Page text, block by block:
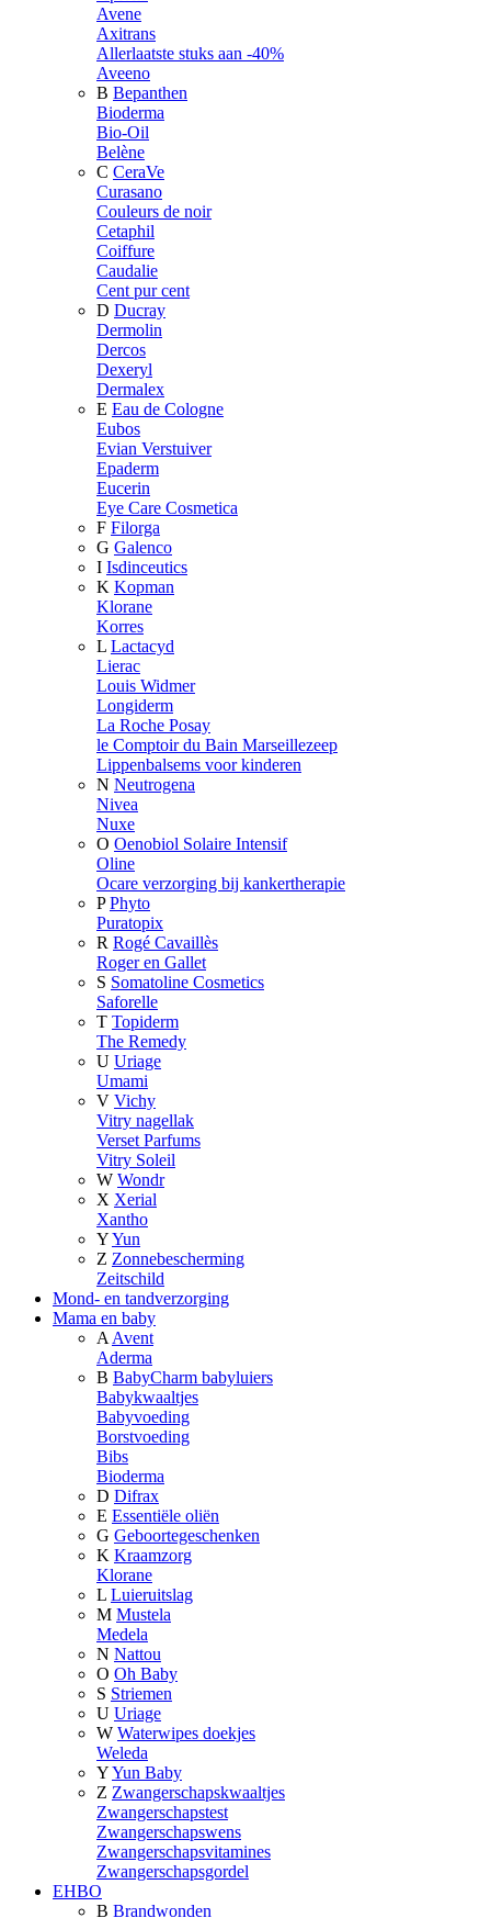
Avene
Axitrans
Allerlaatste stuks aan -40%
Aveeno
B Bepanthen
Bioderma
Bio-Oil
Belène
C CeraVe
Curasano
Couleurs de noir
Cetaphil
Coiffure
Caudalie
Cent pur cent
D Ducray
Dermolin
Dercos
Dexeryl
Dermalex
E Eau de Cologne
Eubos
Evian Verstuiver
Epaderm
Eucerin
Eye Care Cosmetica
F Filorga
G Galenco
I Isdinceutics
K Kopman
Klorane
Korres
L Lactacyd
Lierac
Louis Widmer
Longiderm
La Roche Posay
le Comptoir du Bain Marseillezeep
Lippenbalsems voor kinderen
N Neutrogena
Nivea
Nuxe
O Oenobiol Solaire Intensif
Oline
Ocare verzorging bij kankertherapie
P Phyto
Puratopix
R Rogé Cavaillès
Roger en Gallet
S Somatoline Cosmetics
Saforelle
T Topiderm
The Remedy
U Uriage
Umami
V Vichy
Vitry nagellak
Verset Parfums
Vitry Soleil
W Wondr
X Xerial
Xantho
YYun
Z Zonnebescherming
Zeitschild
Mond- en tandverzorging
Mama en baby
A Avent
Aderma
B BabyCharm babyluiers
Babykwaaltjes
Babyvoeding
Borstvoeding
Bibs
Bioderma
D Difrax
E Essentiële oliën
G Geboortegeschenken
K Kraamzorg
Klorane
L Luieruitslag
M Mustela
Medela
N Nattou
O Oh Baby
S Striemen
U Uriage
W Waterwipes doekjes
Weleda
YYun Baby
Z Zwangerschapskwaaltjes
Zwangerschapstest
Zwangerschapswens
Zwangerschapsvitamines
Zwangerschapsgordel
EHBO
B Brandwonden